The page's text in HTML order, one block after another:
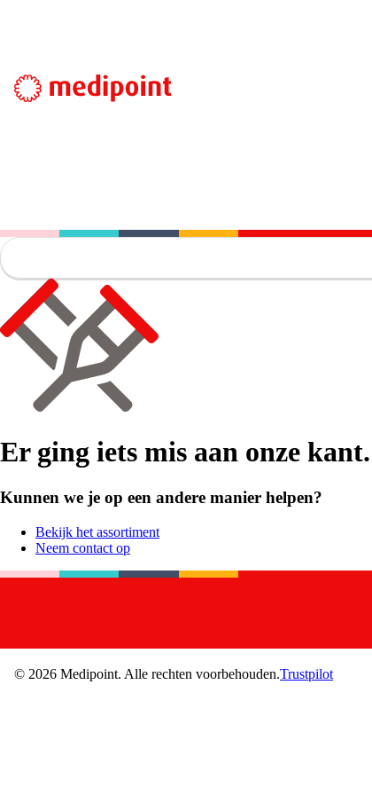
Er ging iets mis aan onze kant.
Kunnen we je op een andere manier helpen?
Bekijk het assortiment
Neem contact op
© 2026 Medipoint. Alle rechten voorbehouden.Trustpilot